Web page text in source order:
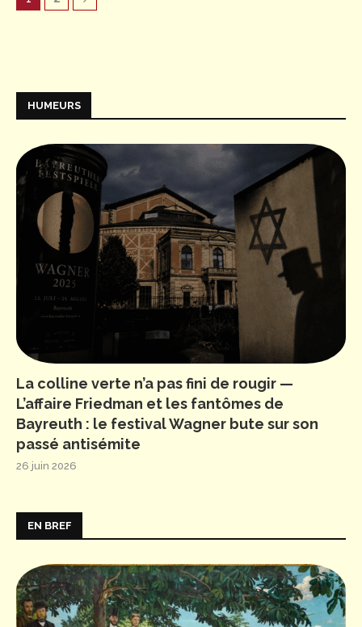
HUMEURS
La colline verte n’a pas fini de rougir —
L’affaire Friedman et les fantômes de
Bayreuth : le festival Wagner bute sur son
passé antisémite
26 juin 2026
EN BREF